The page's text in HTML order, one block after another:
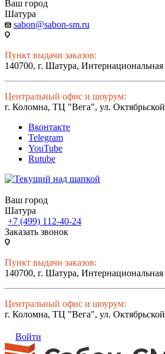
Ваш город
Шатура
sabon@sabon-sm.ru
Пункт выдачи заказов:
140700, г. Шатура, Интернациональная
Центральный офис и шоурум:
г. Коломна, ТЦ "Вега", ул.
Вконтакте
Telegram
YouTube
Rutube
Ваш город
Шатура
+7 (499) 112-40-24
Заказать звонок
Пункт выдачи заказов:
140700, г. Шатура, Интернациональная
Центральный офис и шоурум:
г. Коломна, ТЦ "Вега", ул.
Войти